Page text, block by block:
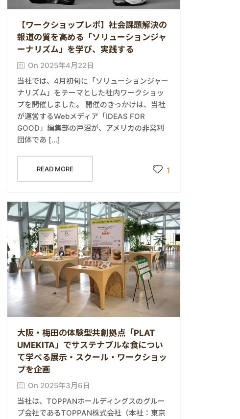
【ワークショップレポ】社会課題解決の
報道の質を高める「ソリューションジャ
ーナリズム」を学び、実践する
On 2025年4月22日
当社では、4月初旬に「ソリューションジャー
ナリズム」をテーマとした社内ワークショッ
プを開催しました。 開催のきっかけは、当社
が運営するWebメディア「IDEAS FOR
GOOD」編集部の戸沼が、アメリカの非営利
団体であ […]
READ MORE 1
大阪・梅田の体験型共創拠点「PLAT
UMEKITA」でサステナブルな食につい
て学べる展示・スクール・ワークショッ
プを企画
On 2025年3月6日
当社は、TOPPANホールディングスのグルー
プ会社であるTOPPAN株式会社（本社：東京